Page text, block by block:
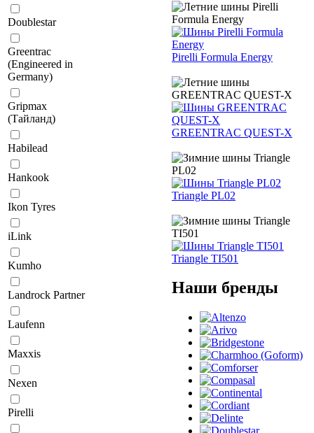
Doublestar
Greentrac
(Engineered in
Germany)
Gripmax
(Тайланд)
Habilead
Hankook
Ikon Tyres
iLink
Kumho
Landrock Partner
Laufenn
Maxxis
Nexen
Pirelli
Pirelli Formula Energy
GREENTRAC QUEST-X
Triangle PL02
Triangle TI501
Наши бренды